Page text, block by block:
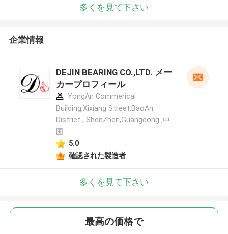
多くを見て下さい
企業情報
DEJIN BEARING CO.,LTD. メー
カープロフィール
YongAn Commerical
Building,Xixiang Street,BaoAn
District , ShenZhen,Guangdong ,中
国
5.0
確認された製造者
多くを見て下さい
最高の価格で